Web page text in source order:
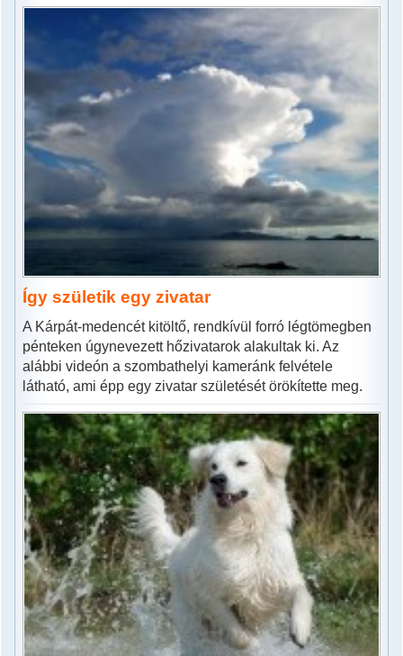
Így születik egy zivatar
A Kárpát-medencét kitöltő, rendkívül forró légtömegben
pénteken úgynevezett hőzivatarok alakultak ki. Az
alábbi videón a szombathelyi kameránk felvétele
látható, ami épp egy zivatar születését örökítette meg.